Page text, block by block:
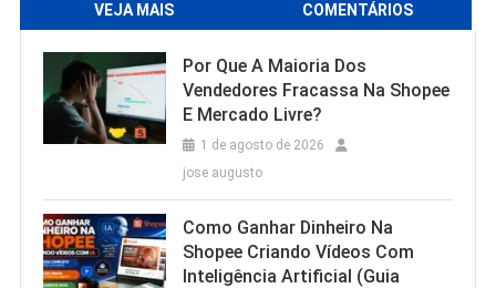
VEJA MAIS COMENTÁRIOS
Por Que A Maioria Dos
Vendedores Fracassa Na Shopee
E Mercado Livre?
1 de agosto de 2026
jose augusto
Como Ganhar Dinheiro Na
Shopee Criando Vídeos Com
Inteligência Artificial (Guia